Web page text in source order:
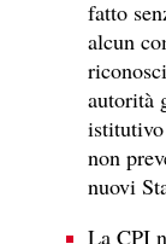
fatto
alcun
autorità
istitutivo
non
nuovi
La CPI